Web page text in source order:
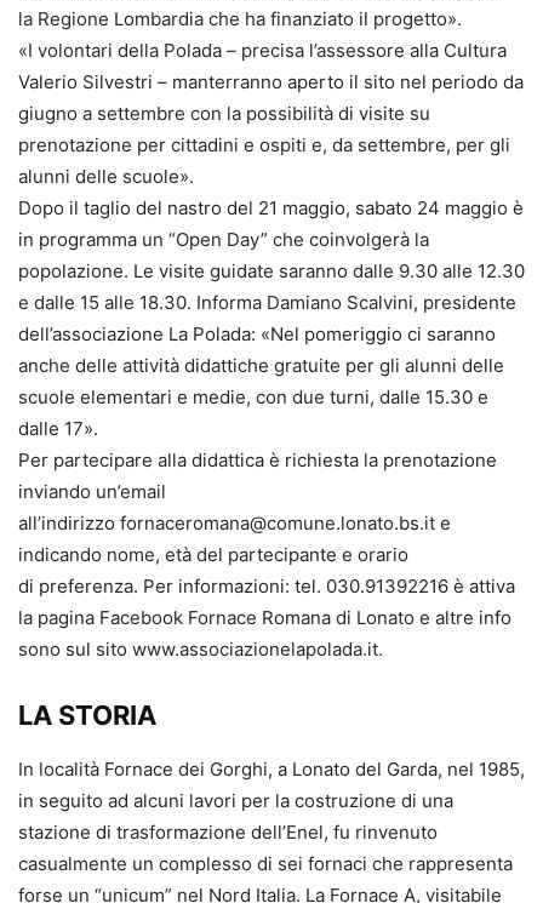
la Regione Lombardia che ha finanziato il progetto».
«I volontari della Polada – precisa l’assessore alla Cultura
Valerio Silvestri – manterranno aperto il sito nel periodo da
giugno a settembre con la possibilità di visite su
prenotazione per cittadini e ospiti e, da settembre, per gli
alunni delle scuole».
Dopo il taglio del nastro del 21 maggio, sabato 24 maggio è
in programma un “Open Day” che coinvolgerà la
popolazione. Le visite guidate saranno dalle 9.30 alle 12.30
e dalle 15 alle 18.30. Informa Damiano Scalvini, presidente
dell’associazione La Polada: «Nel pomeriggio ci saranno
anche delle attività didattiche gratuite per gli alunni delle
scuole elementari e medie, con due turni, dalle 15.30 e
dalle 17».
Per partecipare alla didattica è richiesta la prenotazione
inviando un’email
all’indirizzo fornaceromana@comune.lonato.bs.it e
indicando nome, età del partecipante e orario
di preferenza. Per informazioni: tel. 030.91392216 è attiva
la pagina Facebook Fornace Romana di Lonato e altre info
sono sul sito www.associazionelapolada.it.
LA STORIA
In località Fornace dei Gorghi, a Lonato del Garda, nel 1985,
in seguito ad alcuni lavori per la costruzione di una
stazione di trasformazione dell’Enel, fu rinvenuto
casualmente un complesso di sei fornaci che rappresenta
forse un “unicum” nel Nord Italia. La Fornace A, visitabile